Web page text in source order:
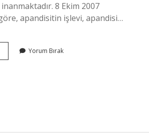
8 Ekim 2007
apandisitin işlevi, apandisi…
Apandisit Yorum Bırak